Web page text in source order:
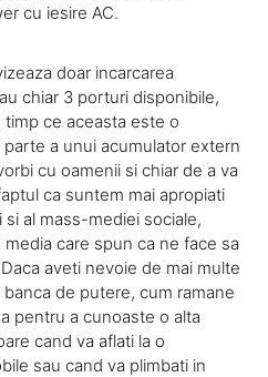
cu iesire AC.
doar incarcarea
chiar 3 porturi disponibile,
ce aceasta este o
a unui acumulator extern
cu oamenii si chiar de a va
ca suntem mai apropiati
al mass-mediei sociale,
care spun ca ne face sa
aveti nevoie de mai multe
de putere, cum ramane
pentru a cunoaste o alta
cand va aflati la o
sau cand va plimbati in